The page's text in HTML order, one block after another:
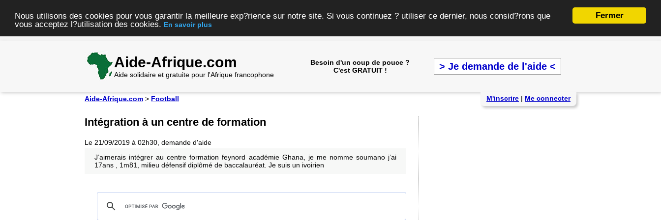
Fermer
Nous utilisons des cookies pour vous garantir la meilleure exp?rience sur notre site. Si vous continuez ? utiliser ce dernier, nous consid?rons que
vous acceptez l?utilisation des cookies. En savoir plus
Aide-Afrique.com
Aide solidaire et gratuite pour l'Afrique francophone
Besoin d'un coup de pouce ?
C'est GRATUIT !
> Je demande de l'aide <
Aide-Afrique.com > Football M'inscrire | Me connecter
Intégration à un centre de formation
Le 21/09/2019 à 02h30, demande d'aide
J’aimerais intégrer au centre formation feynord académie Ghana, je me nomme soumano j’ai
17ans , 1m81, milieu défensif diplômé de baccalauréat. Je suis un ivoirien